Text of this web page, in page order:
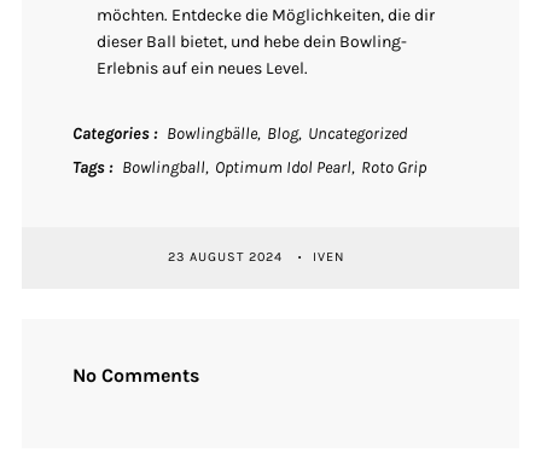
möchten. Entdecke die Möglichkeiten, die dir
dieser Ball bietet, und hebe dein Bowling-
Erlebnis auf ein neues Level.
Categories Bowlingbälle Blog Uncategorized
Tags
Bowlingball Optimum Idol Pearl Roto Grip
23 AUGUST 2024 IVEN
No Comments